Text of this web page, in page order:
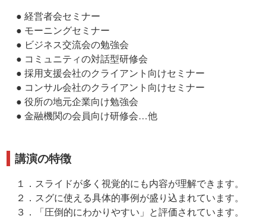
● 経営者会セミナー
● モーニングセミナー
● ビジネス交流会の勉強会
● コミュニティの対話型研修会
● 採用支援会社のクライアント向けセミナー
● コンサル会社のクライアント向けセミナー
● 役所の地元企業向け勉強会
● 金融機関の会員向け研修会…他
講演の特徴
１．スライドが多く視覚的にも内容が理解できます。
２．スグに使える具体的事例が盛り込まれています。
３．「圧倒的にわかりやすい」と評価されています。